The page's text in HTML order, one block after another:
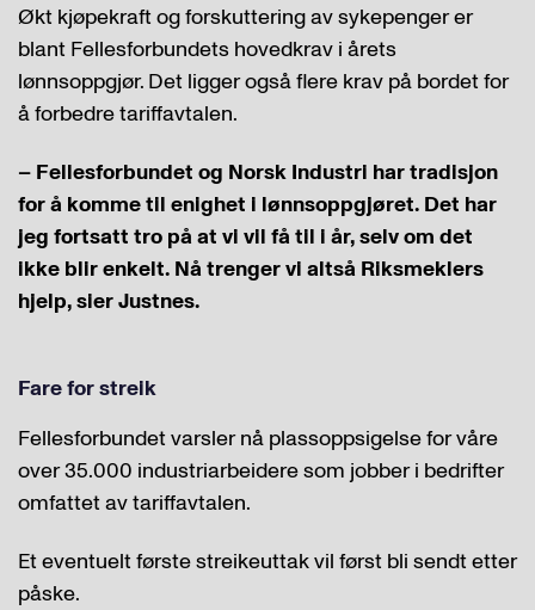
Økt kjøpekraft og forskuttering av sykepenger er
blant Fellesforbundets hovedkrav i årets
lønnsoppgjør. Det ligger også flere krav på bordet for
å forbedre tariffavtalen.
– Fellesforbundet og Norsk Industri har tradisjon
for å komme til enighet i lønnsoppgjøret. Det har
jeg fortsatt tro på at vi vil få til i år, selv om det
ikke blir enkelt. Nå trenger vi altså Riksmeklers
hjelp, sier Justnes.
Fare for streik
Fellesforbundet varsler nå plassoppsigelse for våre
over 35.000 industriarbeidere som jobber i bedrifter
omfattet av tariffavtalen.
Et eventuelt første streikeuttak vil først bli sendt etter
påske.